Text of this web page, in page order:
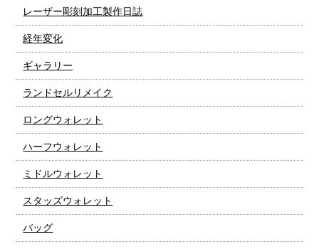
レーザー彫刻加工製作日誌
経年変化
ギャラリー
ランドセルリメイク
ロングウォレット
ハーフウォレット
ミドルウォレット
スタッズウォレット
バッグ